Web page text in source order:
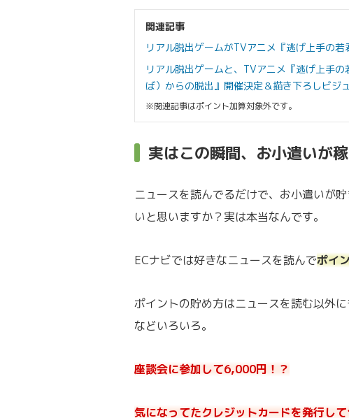
関連記事
リアル脱出ゲームがTVアニメ『逃げ上手の若
リアル脱出ゲームと、TVアニメ『逃げ上手
ば）からの脱出』開催決定＆描き下ろしビジ
※関連記事はポイント加算対象外です。
実はこの瞬間、お小遣いが稼
ニュースを読んでるだけで、お小遣いが
いと思いますか？実は本当なんです。
ECナビでは好きなニュースを読んでポイ
ポイントの貯め方はニュースを読む以外
などいろいろ。
座談会に参加して6,000円！？
気になってたクレジットカードを発行し